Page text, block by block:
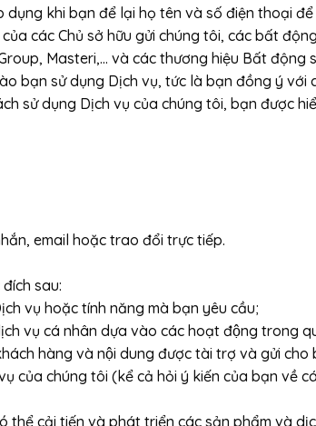
khi bạn để lại họ tên và số điện thoại
các Chủ sở hữu gửi chúng tôi, các bất
Masteri,… và các thương hiệu Bất
bạn sử dụng Dịch vụ, tức là bạn đồng ý với
sử dụng Dịch vụ của chúng tôi, bạn được
email hoặc trao đổi trực tiếp.
sau:
vụ hoặc tính năng mà bạn yêu cầu;
vụ cá nhân dựa vào các hoạt động trong
hàng và nội dung được tài trợ và gửi cho
của chúng tôi (kể cả hỏi ý kiến của bạn về
thể cải tiến và phát triển các sản phẩm và